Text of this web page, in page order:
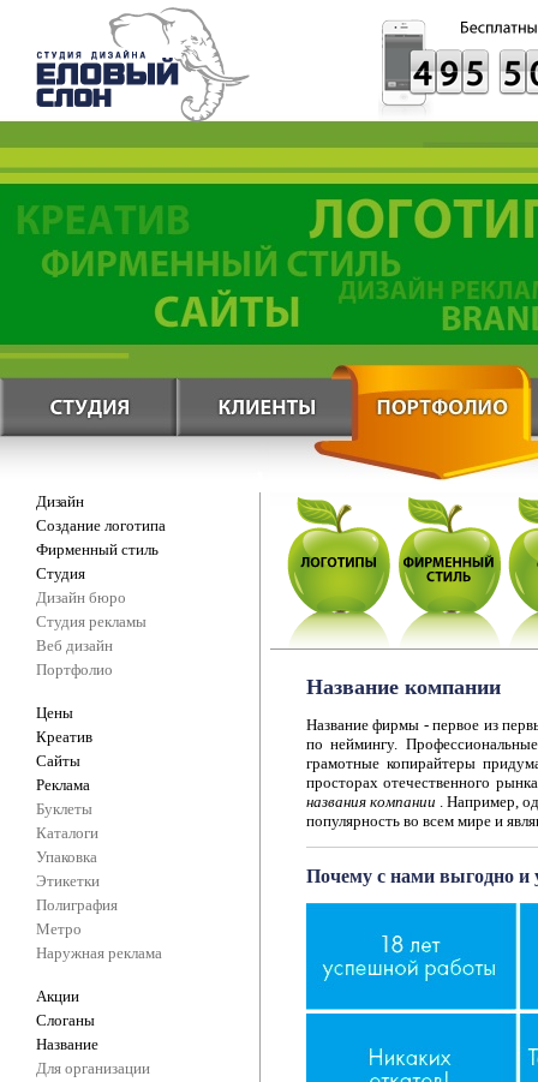
Дизайн
Создание логотипа
Фирменный стиль
Студия
Дизайн бюро
Студия рекламы
Веб дизайн
Портфолио
Цены
Креатив
Сайты
Реклама
Буклеты
Каталоги
Упаковка
Этикетки
Полиграфия
Метро
Наружная реклама
Акции
Слоганы
Название
Для организации
Название компании
Название фирмы - первое из
по неймингу.
грамотные копирайтеры
просторах отечественного
названия компании . Например,
популярность во всем мире и
Почему с нами выгодно и